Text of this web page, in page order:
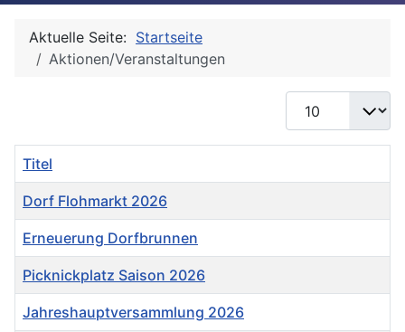
Aktuelle Seite: Startseite
Aktionen/Veranstaltungen
Anzeige #
Titel
Dorf Flohmarkt 2026
Erneuerung Dorfbrunnen
Picknickplatz Saison 2026
Jahreshauptversammlung 2026